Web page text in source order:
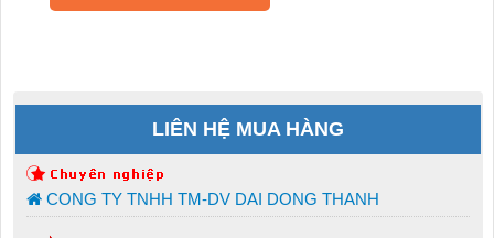
LIÊN HỆ MUA HÀNG
CONG TY TNHH TM-DV DAI DONG THANH